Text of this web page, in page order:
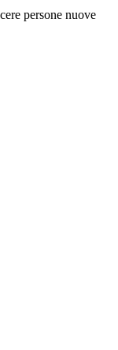
persone nuove